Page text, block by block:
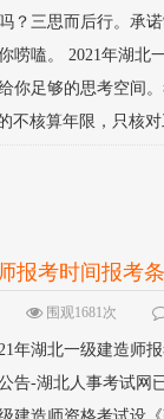
？三思而后行。承
唠嗑。 2021年湖北
你足够的思考空间
不核算年限，只核
报考时间报考
围观1681次
年湖北一级建造师
告-湖北人事考试网